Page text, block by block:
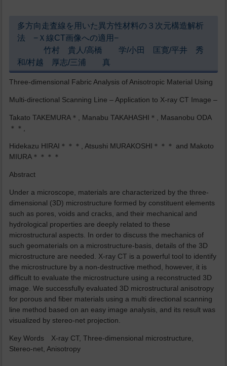
多方向走査線を用いた異方性材料の３次元構造解析
法 −Ｘ線CT画像への適用−
竹村 貴人/高橋 学/小田 匡寛/平井 秀
和/村越 厚志/三浦 真
Three-dimensional Fabric Analysis of Anisotropic Material Using
Multi-directional Scanning Line – Application to X-ray CT Image –
Takato TAKEMURA＊, Manabu TAKAHASHI＊, Masanobu ODA
＊＊,
Hidekazu HIRAI＊＊＊, Atsushi MURAKOSHI＊＊＊ and Makoto
MIURA＊＊＊＊
Abstract
Under a microscope, materials are characterized by the three-
dimensional (3D) microstructure formed by constituent elements
such as pores, voids and cracks, and their mechanical and
hydrological properties are deeply related to these
microstructural aspects. In order to discuss the mechanics of
such geomaterials on a microstructure-basis, details of the 3D
microstructure are needed. X-ray CT is a powerful tool to identify
the microstructure by a non-destructive method, however, it is
difficult to evaluate the microstructure using a reconstructed 3D
image. We successfully evaluated 3D microstructural anisotropy
for porous and fiber materials using a multi directional scanning
line method based on an easy image analysis, and its result was
visualized by stereo-net projection.
Key Words X-ray CT, Three-dimensional microstructure,
Stereo-net, Anisotropy